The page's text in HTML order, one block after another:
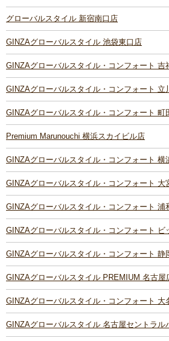
グローバルスタイル 新宿南口店
GINZAグローバルスタイル 池袋東口店
GINZAグローバルスタイル・コンフォート 吉
GINZAグローバルスタイル・コンフォート 立
GINZAグローバルスタイル・コンフォート 町
Premium Marunouchi 横浜スカイビル店
GINZAグローバルスタイル・コンフォート 横
GINZAグローバルスタイル・コンフォート 大
GINZAグローバルスタイル・コンフォート 浦
GINZAグローバルスタイル・コンフォート ビ
GINZAグローバルスタイル・コンフォート 静
GINZAグローバルスタイル PREMIUM 名古屋
GINZAグローバルスタイル・コンフォート 大
GINZAグローバルスタイル 名古屋セントラル